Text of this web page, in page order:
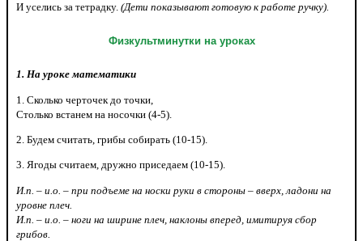
И уселись за тетрадку. (Дети показывают готовую к работе ручку).
Физкультминутки на уроках
1. На уроке математики
1. Сколько черточек до точки,
Столько встанем на носочки (4-5).
2. Будем считать, грибы собирать (10-15).
3. Ягоды считаем, дружно приседаем (10-15).
И.п. – и.о. – при подъеме на носки руки в стороны – вверх, ладони на
уровне плеч.
И.п. – и.о. – ноги на ширине плеч, наклоны вперед, имитируя сбор
грибов.